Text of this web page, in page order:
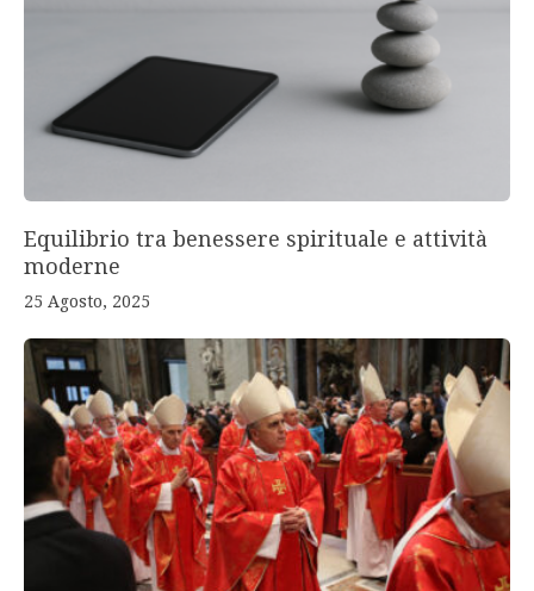
Equilibrio tra benessere spirituale e attività
moderne
25 Agosto, 2025